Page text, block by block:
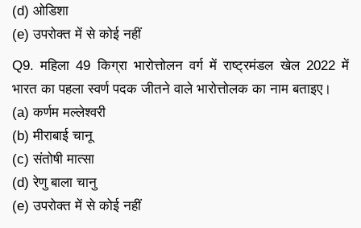
(d) ओडिशा
(e) उपरोक्त में से कोई नहीं
Q9. महिला 49 किग्रा भारोत्तोलन वर्ग में राष्ट्रमंडल खेल 2022 में
भारत का पहला स्वर्ण पदक जीतने वाले भारोत्तोलक का नाम बताइए।
(a) कर्णम मल्लेश्वरी
(b) मीराबाई चानू
(c) संतोषी मात्सा
(d) रेणु बाला चानु
(e) उपरोक्त में से कोई नहीं